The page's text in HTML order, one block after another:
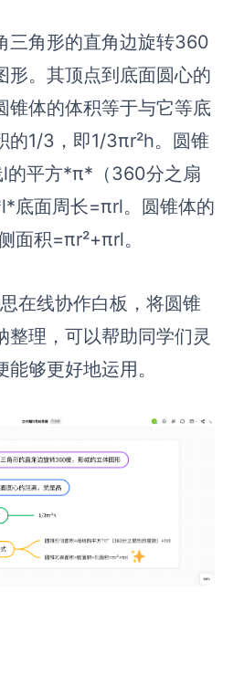
和技术支持
高效协作技巧
三角形的直角边旋转360
形。其顶点到底面圆心的
锥体的体积等于与它等底
的1/3，即1/3πr²h。圆锥
l的平方*π*（360分之扇
底面周长=πrl。圆锥体的
面积=πr²+πrl。
在线协作白板，将圆锥
整理，可以帮助同学们灵
够更好地运用。